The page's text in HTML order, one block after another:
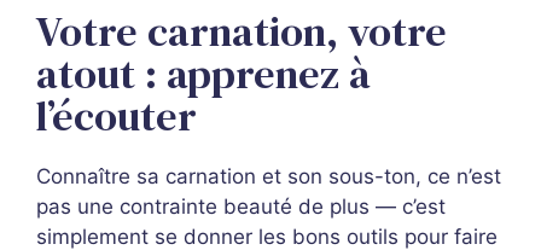
Votre carnation, votre
atout : apprenez à
l’écouter
Connaître sa carnation et son sous-ton, ce n’est
pas une contrainte beauté de plus — c’est
simplement se donner les bons outils pour faire